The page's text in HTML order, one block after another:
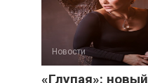
Новости
«Глупая»: